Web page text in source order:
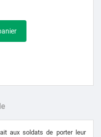
aux soldats de porter leur